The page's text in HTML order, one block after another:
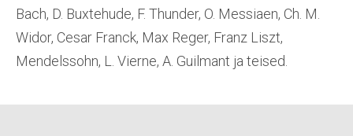
Bach, D. Buxtehude, F. Thunder, O. Messiaen, Ch. M.
Widor, Cesar Franck, Max Reger, Franz Liszt,
Mendelssohn, L. Vierne, A. Guilmant ja teised.